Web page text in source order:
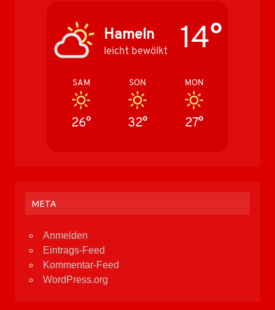
Hameln
leicht bewölkt 14°
SAM
26°
SON
32°
MON
27°
META
Anmelden
Eintrags-Feed
Kommentar-Feed
WordPress.org